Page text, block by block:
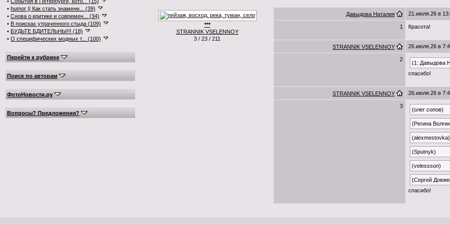
• humor || Как стать знамени... (39)
• Снова о критике и современ... (34)
• В поисках утраченного стыда (109)
• БУДЬТЕ БДИТЕЛЬНЫ!!! (18)
• О специфических модных т... (100)
Перейти к рубрике
Поиск по авторам
ФотоНовости.ру
Вопросы? Предложения?
***
STRANNIK VSELENNOY
3 / 23 / 211
Давыдова Наталия 21.июля.26 в
1 Красота!
STRANNIK VSELENNOY 26.июля.26 в
2
(1: Давыдова
спасибо!
STRANNIK VSELENNOY 26.июля.26 в
3
(олег сопов)
(Регина
(alexmestovka)
(Sputnyk)
(velessson)
(Сергей
спасибо!